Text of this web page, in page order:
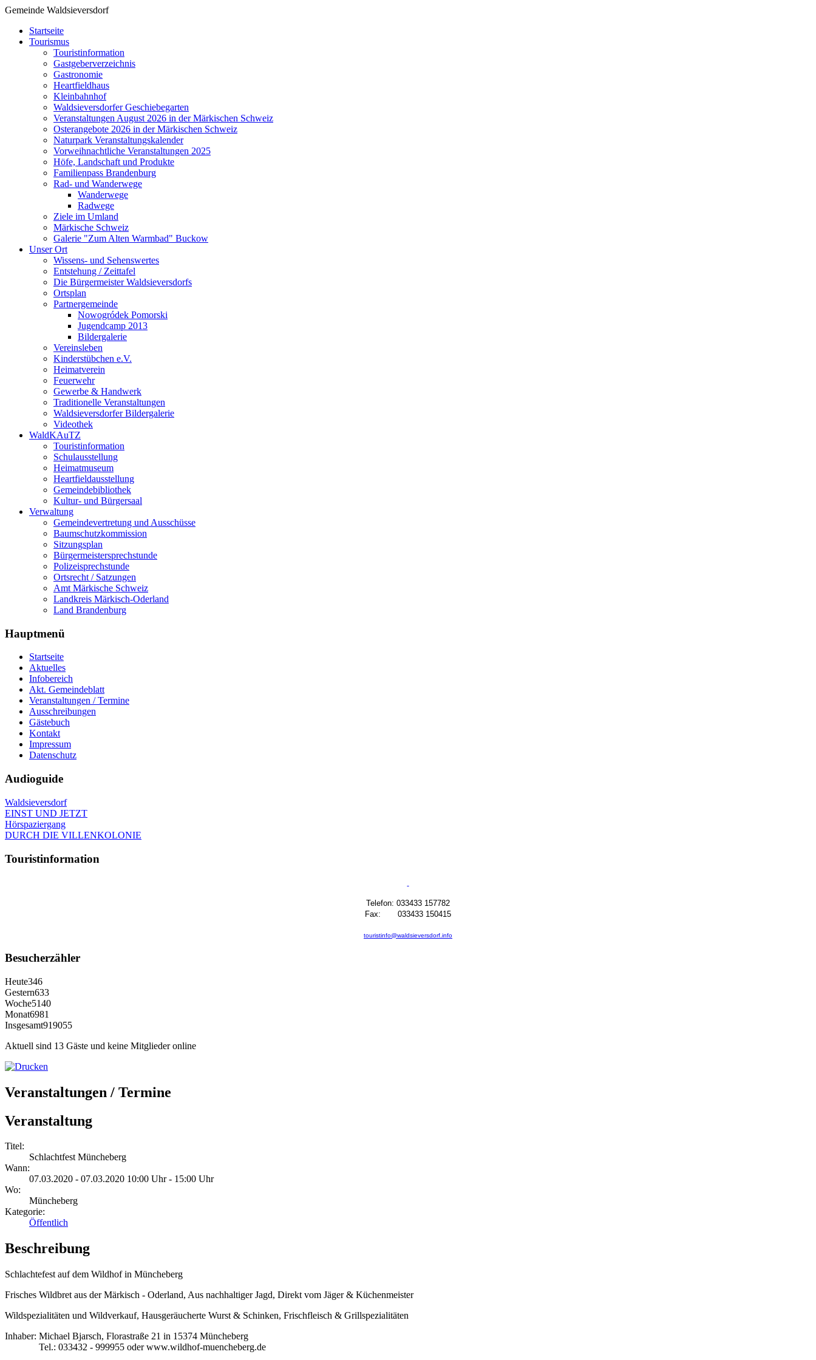
Gemeinde Waldsieversdorf
Startseite
Tourismus
Touristinformation
Gastgeberverzeichnis
Gastronomie
Heartfieldhaus
Kleinbahnhof
Waldsieversdorfer Geschiebegarten
Veranstaltungen August 2026 in der Märkischen Schweiz
Osterangebote 2026 in der Märkischen Schweiz
Naturpark Veranstaltungskalender
Vorweihnachtliche Veranstaltungen 2025
Höfe, Landschaft und Produkte
Familienpass Brandenburg
Rad- und Wanderwege
Wanderwege
Radwege
Ziele im Umland
Märkische Schweiz
Galerie "Zum Alten Warmbad" Buckow
Unser Ort
Wissens- und Sehenswertes
Entstehung / Zeittafel
Die Bürgermeister Waldsieversdorfs
Ortsplan
Partnergemeinde
Nowogródek Pomorski
Jugendcamp 2013
Bildergalerie
Vereinsleben
Kinderstübchen e.V.
Heimatverein
Feuerwehr
Gewerbe & Handwerk
Traditionelle Veranstaltungen
Waldsieversdorfer Bildergalerie
Videothek
WaldKAuTZ
Touristinformation
Schulausstellung
Heimatmuseum
Heartfieldausstellung
Gemeindebibliothek
Kultur- und Bürgersaal
Verwaltung
Gemeindevertretung und Ausschüsse
Baumschutzkommission
Sitzungsplan
Bürgermeistersprechstunde
Polizeisprechstunde
Ortsrecht / Satzungen
Amt Märkische Schweiz
Landkreis Märkisch-Oderland
Land Brandenburg
Hauptmenü
Startseite
Aktuelles
Infobereich
Akt. Gemeindeblatt
Veranstaltungen / Termine
Ausschreibungen
Gästebuch
Kontakt
Impressum
Datenschutz
Audioguide
Waldsieversdorf
EINST UND JETZT
Hörspaziergang
DURCH DIE VILLENKOLONIE
Touristinformation
Telefon: 033433 157782
Fax: 033433 150415
touristinfo@waldsieversdorf.info
Besucherzähler
Heute346
Gestern633
Woche5140
Monat6981
Insgesamt919055
Aktuell sind 13 Gäste und keine Mitglieder online
Veranstaltungen / Termine
Veranstaltung
Titel:
Schlachtfest Müncheberg
Wann:
07.03.2020 - 07.03.2020 10:00 Uhr - 15:00 Uhr
Wo:
Müncheberg
Kategorie:
Öffentlich
Beschreibung
Schlachtefest auf dem Wildhof in Müncheberg
Frisches Wildbret aus der Märkisch - Oderland, Aus nachhaltiger Jagd, Direkt vom Jäger & Küchenmeister
Wildspezialitäten und Wildverkauf, Hausgeräucherte Wurst & Schinken, Frischfleisch & Grillspezialitäten
Inhaber: Michael Bjarsch, Florastraße 21 in 15374 Müncheberg
Tel.: 033432 - 999955 oder www.wildhof-muencheberg.de